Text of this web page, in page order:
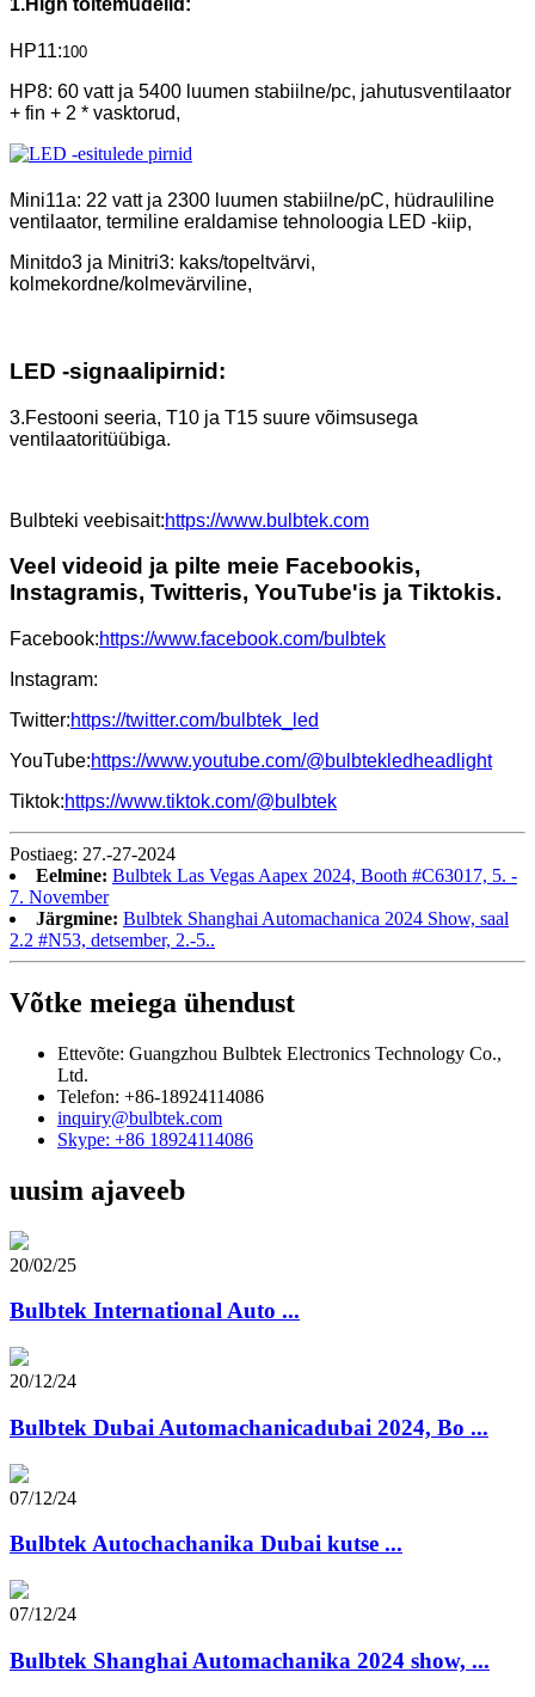
HP11:100
HP8: 60 vatt ja 5400 luumen stabiilne/pc, jahutusventilaator
+ fin + 2 * vasktorud,
Mini11a: 22 vatt ja 2300 luumen stabiilne/pC, hüdrauliline
ventilaator, termiline eraldamise tehnoloogia LED -kiip,
Minitdo3 ja Minitri3: kaks/topeltvärvi,
kolmekordne/kolmevärviline,
LED -signaalipirnid:
3.Festooni seeria, T10 ja T15 suure võimsusega
ventilaatoritüübiga.
Bulbteki veebisait:https://www.bulbtek.com
Veel videoid ja pilte meie Facebookis,
Instagramis, Twitteris, YouTube'is ja Tiktokis.
Facebook:https://www.facebook.com/bulbtek
Instagram:
Twitter:https://twitter.com/bulbtek_led
YouTube:https://www.youtube.com/@bulbtekledheadlight
Tiktok:https://www.tiktok.com/@bulbtek
Postiaeg: 27.-27-2024
Eelmine: Bulbtek Las Vegas Aapex 2024, Booth #C63017, 5. -
7. November
Järgmine: Bulbtek Shanghai Automachanica 2024 Show, saal
2.2 #N53, detsember, 2.-5..
Võtke meiega ühendust
Ettevõte: Guangzhou Bulbtek Electronics Technology Co.,
Ltd.
Telefon: +86-18924114086
inquiry@bulbtek.com
Skype: +86 18924114086
uusim ajaveeb
20/02/25
Bulbtek International Auto ...
20/12/24
Bulbtek Dubai Automachanicadubai 2024, Bo ...
07/12/24
Bulbtek Autochachanika Dubai kutse ...
07/12/24
Bulbtek Shanghai Automachanika 2024 show, ...